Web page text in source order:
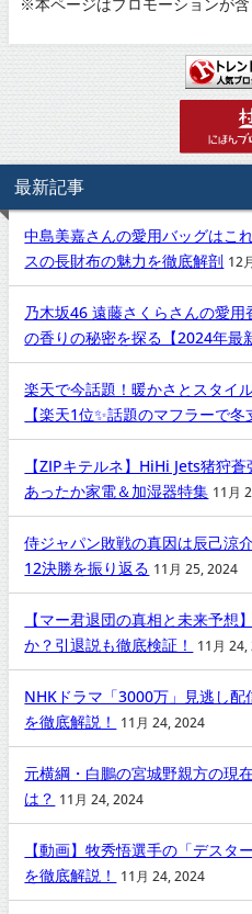
※本ページはプロモーションが
最新記事
中島美嘉さんの愛用バッグはこ
スの長財布の魅力を徹底解剖 12
乃木坂46 遠藤さくらさんの愛
の香りの秘密を探る【2024年最
楽天で今話題！暖かさとスタイ
【楽天1位✨話題のマフラーで冬
【ZIPキテルネ】HiHi Jets猪狩
あったか家電＆加湿器特集 11月
侍ジャパン敗戦の真因は辰己涼
12決勝を振り返る 11月 25, 2024
【マー君退団の真相と未来予想
か？引退説も徹底検証！
11月 24,
NHKドラマ「3000万」見逃し
を徹底解説！
11月 24, 2024
元横綱・白鵬の宮城野親方の現
は？ 11月 24, 2024
【動画】牧秀悟選手の「デスタ
を徹底解説！
11月 24, 2024